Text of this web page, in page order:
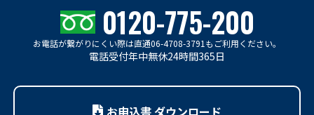
0120-775-200
お電話が繋がりにくい際は直通06-4708-3791もご利用ください。
電話受付年中無休24時間365日